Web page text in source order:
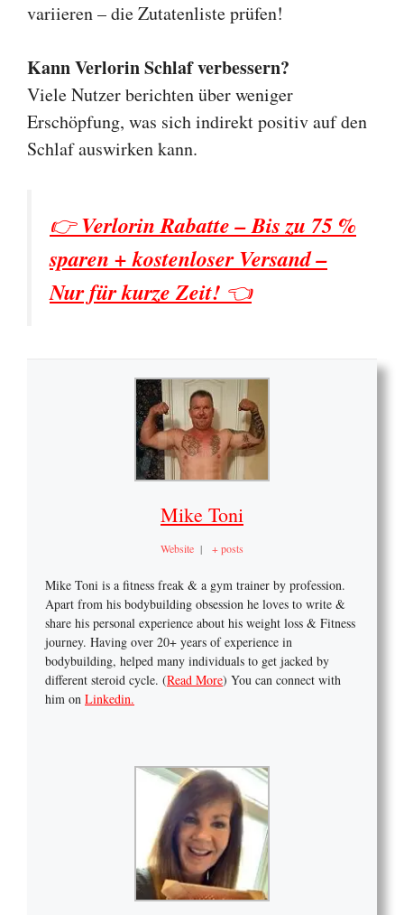
variieren – die Zutatenliste prüfen!
Kann Verlorin Schlaf verbessern?
Viele Nutzer berichten über weniger
Erschöpfung, was sich indirekt positiv auf den
Schlaf auswirken kann.
👉Verlorin Rabatte – Bis zu 75 %
sparen + kostenloser Versand –
Nur für kurze Zeit! 👈
Mike Toni
Website | + posts
Mike Toni is a fitness freak & a gym trainer by profession.
Apart from his bodybuilding obsession he loves to write &
share his personal experience about his weight loss & Fitness
journey. Having over 20+ years of experience in
bodybuilding, helped many individuals to get jacked by
different steroid cycle. (Read More) You can connect with
him on Linkedin.